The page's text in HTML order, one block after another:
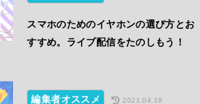
スマホのためのイヤホンの選び方とお
すすめ。ライブ配信をたのしもう！
編集者オススメ 2021.04.19